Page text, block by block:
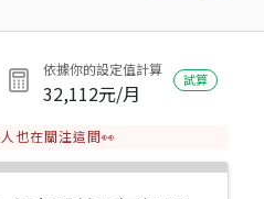
依據你的設定值計算
32,112元/月
試算
人也在關注這間👀